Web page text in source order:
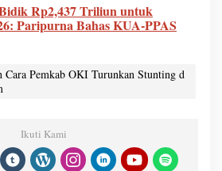
Rp2,437 Triliun untuk
Paripurna Bahas KUA-PPAS
Cara Pemkab OKI Turunkan Stunting d
Ikuti Kami